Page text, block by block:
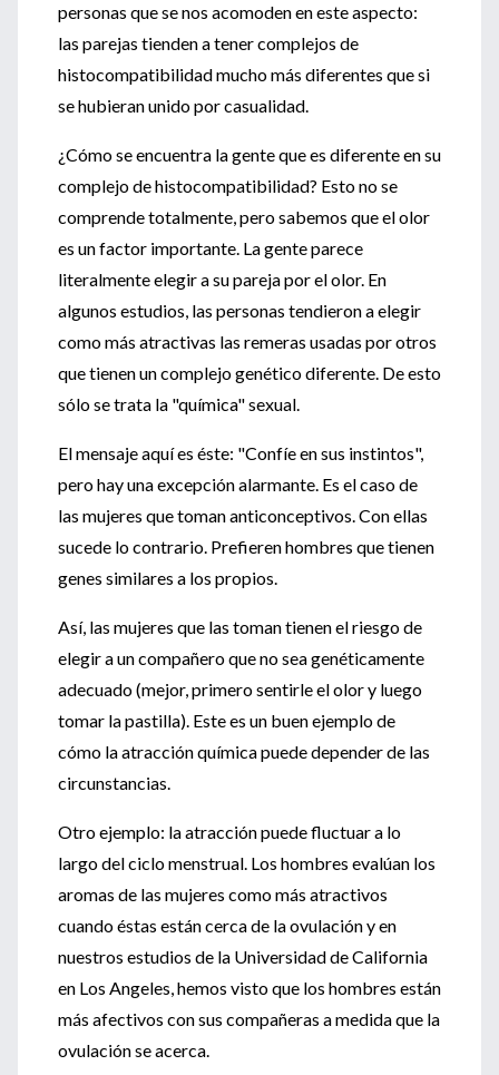
personas que se nos acomoden en este aspecto:
las parejas tienden a tener complejos de
histocompatibilidad mucho más diferentes que si
se hubieran unido por casualidad.
¿Cómo se encuentra la gente que es diferente en su
complejo de histocompatibilidad? Esto no se
comprende totalmente, pero sabemos que el olor
es un factor importante. La gente parece
literalmente elegir a su pareja por el olor. En
algunos estudios, las personas tendieron a elegir
como más atractivas las remeras usadas por otros
que tienen un complejo genético diferente. De esto
sólo se trata la "química" sexual.
El mensaje aquí es éste: "Confíe en sus instintos",
pero hay una excepción alarmante. Es el caso de
las mujeres que toman anticonceptivos. Con ellas
sucede lo contrario. Prefieren hombres que tienen
genes similares a los propios.
Así, las mujeres que las toman tienen el riesgo de
elegir a un compañero que no sea genéticamente
adecuado (mejor, primero sentirle el olor y luego
tomar la pastilla). Este es un buen ejemplo de
cómo la atracción química puede depender de las
circunstancias.
Otro ejemplo: la atracción puede fluctuar a lo
largo del ciclo menstrual. Los hombres evalúan los
aromas de las mujeres como más atractivos
cuando éstas están cerca de la ovulación y en
nuestros estudios de la Universidad de California
en Los Angeles, hemos visto que los hombres están
más afectivos con sus compañeras a medida que la
ovulación se acerca.